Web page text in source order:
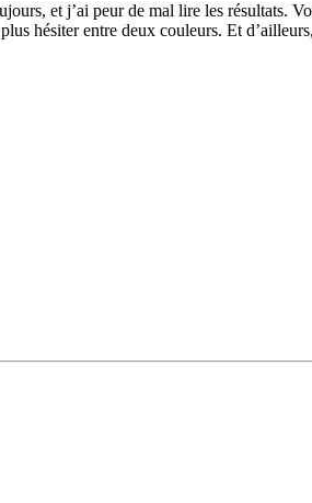
et j’ai peur de mal lire les résultats.
hésiter entre deux couleurs. Et